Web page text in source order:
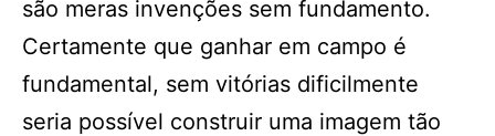
são meras invenções sem fundamento.
Certamente que ganhar em campo é
fundamental, sem vitórias dificilmente
seria possível construir uma imagem tão